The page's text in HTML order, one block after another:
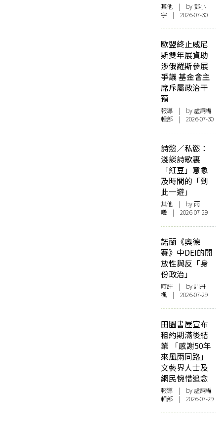
其他 | by 鄧小
宇 | 2026-07-30
歐盟終止威尼
斯雙年展資助
涉俄羅斯參展
爭議 基金會主
席斥屬政治干
預
報導 | by 虛詞編
輯部 | 2026-07-30
詩慾／私慾：
淺談詩歌裏
「紅豆」意象
及時間的「到
此一遊」
其他 | by 雨
曦 | 2026-07-29
諾蘭《奧德
賽》中DEI的開
放性與反「身
份政治」
時評 | by周丹
楓 | 2026-07-29
田園書屋宣布
租約期滿後結
業 「感謝50年
來風雨同路」
文藝界人士及
網民惋惜追念
報導 | by 虛詞編
輯部 | 2026-07-29